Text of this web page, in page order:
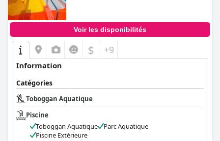
Voir les disponibilités
$ +9
Information
Catégories
Toboggan Aquatique
Piscine
Toboggan Aquatique
Parc Aquatique
Piscine Extérieure